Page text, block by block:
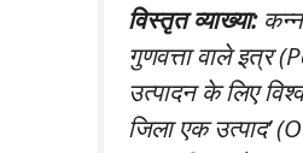
विस्तृत व्याख्या:
गुणवत्ता वाले इत्र
उत्पादन के लिए
जिला एक उत्पाद’